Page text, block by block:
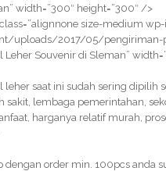
width=”300″ height=”300″ />
size-medium
uploads/2017/05/pengiriman-
Leher Souvenir di Sleman”
leher saat ini sudah sering dipilih
sakit, lembaga pemerintahan,
harganya relatif murah,
dengan order min. 100pcs anda